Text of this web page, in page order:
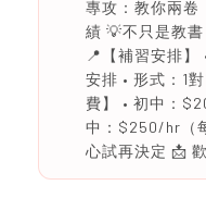
專攻：教你兩卷
績 💡不只是教書
📍【補習安排】
安排 • 形式：1
費】 • 初中：
中：$250/hr（
心試再決定 📩